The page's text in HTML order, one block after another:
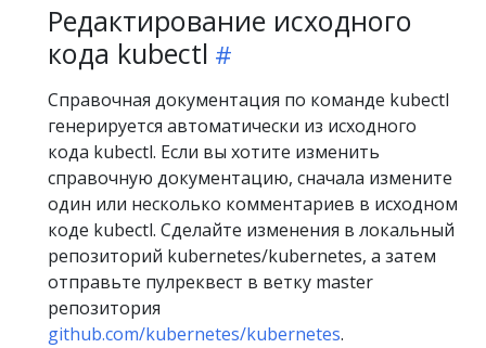
Редактирование исходного
кода kubectl
Справочная документация по команде kubectl
генерируется автоматически из исходного
кода kubectl. Если вы хотите изменить
справочную документацию, сначала измените
один или несколько комментариев в исходном
коде kubectl. Сделайте изменения в локальный
репозиторий kubernetes/kubernetes, а затем
отправьте пулреквест в ветку master
репозитория
github.com/kubernetes/kubernetes.